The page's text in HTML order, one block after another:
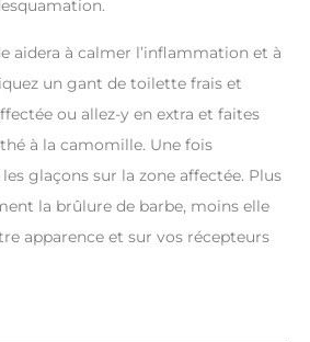
aidera à calmer l’inflammation et à
un gant de toilette frais et
ou allez-y en extra et faites
à la camomille. Une fois
glaçons sur la zone affectée. Plus
la brûlure de barbe, moins elle
apparence et sur vos récepteurs